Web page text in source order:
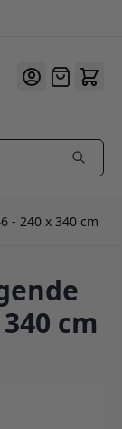
Offerte
- 240 x 340 cm
cm